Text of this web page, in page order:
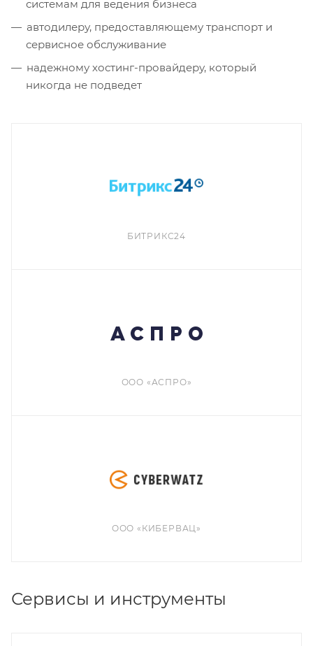
системам для ведения бизнеса
автодилеру, предоставляющему транспорт и
сервисное обслуживание
надежному хостинг-провайдеру, который
никогда не подведет
БИТРИКС24
ООО «АСПРО»
ООО «КИБЕРВАЦ»
Сервисы и инструменты